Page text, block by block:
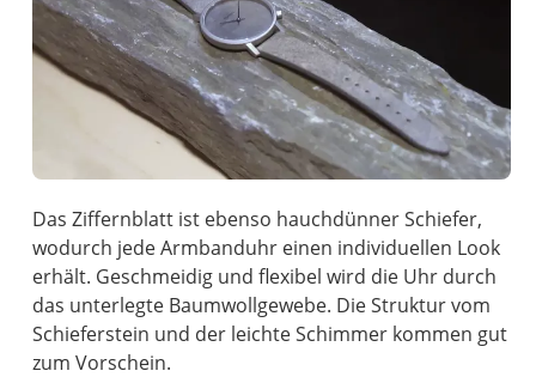
Das Ziffernblatt ist ebenso hauchdünner Schiefer,
wodurch jede Armbanduhr einen individuellen Look
erhält. Geschmeidig und flexibel wird die Uhr durch
das unterlegte Baumwollgewebe. Die Struktur vom
Schieferstein und der leichte Schimmer kommen gut
zum Vorschein.